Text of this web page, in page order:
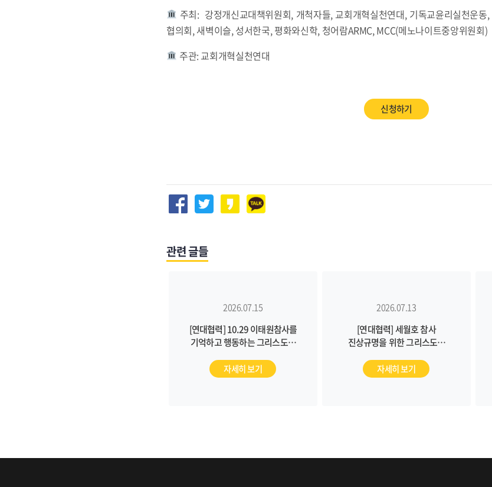
주최: 강정개신교대책위원회, 개척자들, 교회개혁실천연대, 기독교윤리실천운동
협의회, 새벽이슬, 성서한국, 평화와신학, 청어람ARMC, MCC(메노나이트중앙위원회)
주관: 교회개혁실천연대
신청하기
관련 글들
2026.07.15
[연대협력] 10.29 이태원참사를
기억하고 행동하는 그리스도인
자세히 보기
2026.07.13
[연대협력] 세월호 참사
진상규명을 위한 그리스도인
자세히 보기